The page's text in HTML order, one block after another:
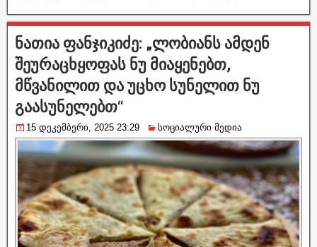
ნათია ფანჯიკიძე: „ლობიანს ამდენ
შეურაცხყოფას ნუ მიაყენებთ,
მწვანილით და უცხო სუნელით ნუ
გაასუნელებთ“
15 დეკემბერი, 2025 23:29 სოციალური მედია